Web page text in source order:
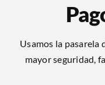
Usamos la pasarela
mayor seguridad,